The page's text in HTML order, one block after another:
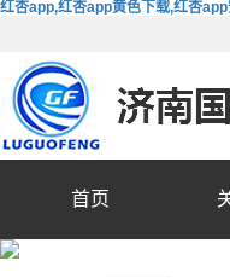
红杏app,红杏app黄色下载,红杏
首页